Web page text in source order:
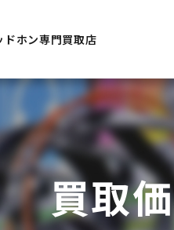
ホン専門買取店
買取